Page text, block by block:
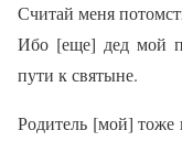
Считай меня
Ибо [еще] дед мой
пути к святыне.
Родитель [мой] тоже